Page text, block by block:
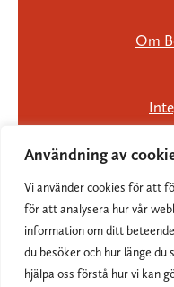
Användning av
Vi använder cookies för att
för att analysera hur vår
information om ditt
du besöker och hur länge
hjälpa oss förstå hur vi kan
Om